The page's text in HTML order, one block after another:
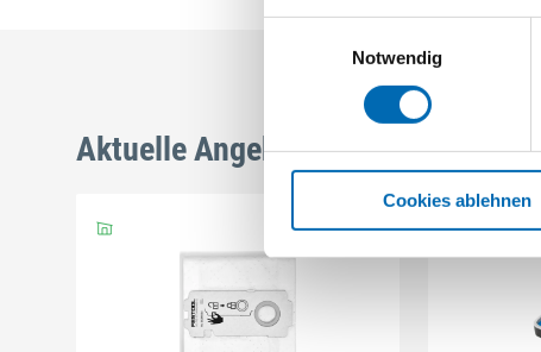
Notwendig
Cookies ablehnen
Aktuelle Angebote